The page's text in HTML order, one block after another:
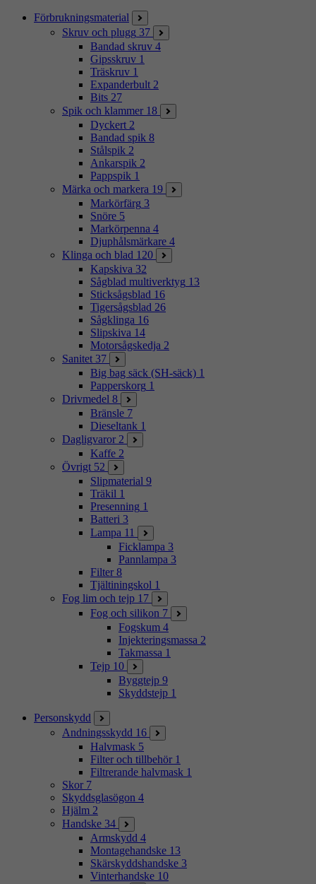
Förbrukningsmaterial
Skruv och plugg 37
Bandad skruv 4
Gipsskruv 1
Träskruv 1
Expanderbult 2
Bits 27
Spik och klammer 18
Dyckert 2
Bandad spik 8
Stålspik 2
Ankarspik 2
Pappspik 1
Märka och markera 19
Markörfärg 3
Snöre 5
Markörpenna 4
Djuphålsmärkare 4
Klinga och blad 120
Kapskiva 32
Sågblad multiverktyg 13
Sticksågsblad 16
Tigersågsblad 26
Sågklinga 16
Slipskiva 14
Motorsågskedja 2
Sanitet 37
Big bag säck (SH-säck) 1
Papperskorg 1
Drivmedel 8
Bränsle 7
Dieseltank 1
Dagligvaror 2
Kaffe 2
Övrigt 52
Slipmaterial 9
Träkil 1
Presenning 1
Batteri 3
Lampa 11
Ficklampa 3
Pannlampa 3
Filter 8
Tjältiningskol 1
Fog lim och tejp 17
Fog och silikon 7
Fogskum 4
Injekteringsmassa 2
Takmassa 1
Tejp 10
Byggtejp 9
Skyddstejp 1
Personskydd
Andningsskydd 16
Halvmask 5
Filter och tillbehör 1
Filtrerande halvmask 1
Skor 7
Skyddsglasögon 4
Hjälm 2
Handske 34
Armskydd 4
Montagehandske 13
Skärskyddshandske 3
Vinterhandske 10